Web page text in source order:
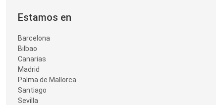
Estamos en
Barcelona
Bilbao
Canarias
Madrid
Palma de Mallorca
Santiago
Sevilla